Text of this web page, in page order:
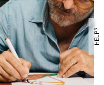
HELP?